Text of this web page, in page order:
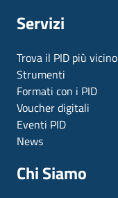
Servizi
Trova il PID più vicino
Strumenti
Formati con i PID
Voucher digitali
Eventi PID
News
Chi Siamo